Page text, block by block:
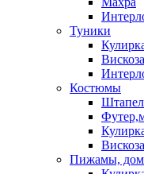
Туники
Вискоза
Костюмы
Вискоза
Пижамы,